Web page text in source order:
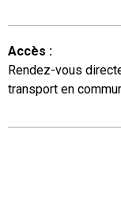
Accès :
Rendez-vous
transport en